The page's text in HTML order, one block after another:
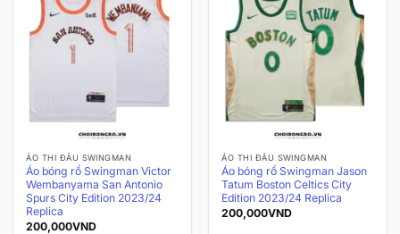
ÁO THI ĐẤU SWINGMAN
Áo bóng rổ Swingman Victor
Wembanyama San Antonio
Spurs City Edition 2023/24
Replica
200,000VND
ÁO THI ĐẤU SWINGMAN
Áo bóng rổ Swingman Jason
Tatum Boston Celtics City
Edition 2023/24 Replica
200,000VND